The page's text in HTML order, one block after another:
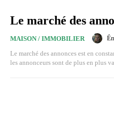
Le marché des
MAISON / IMMOBILIER
Le marché des annonces est en
les annonceurs sont de plus en plus